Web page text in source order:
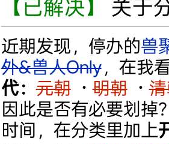
【已解决】 关于
近期发现，停办的兽
外&兽人Only，在我
代：元朝 · 明朝 ·
因此是否有必要划掉
时间，在分类里加上